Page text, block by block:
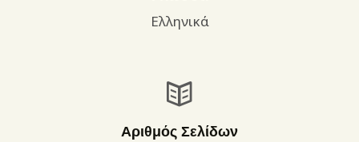
Ελληνικά
Αριθμός Σελίδων